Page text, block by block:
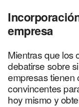
empresa
Mientras que los
debatirse sobre
empresas tienen
convincentes
hoy mismo y